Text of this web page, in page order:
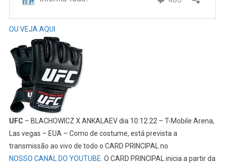
OU VEJA AQUI
UFC – BLACHOWICZ X ANKALAEV dia 10.12.22 – T-Mobile Arena,
Las vegas – EUA – Como de costume, está prevista a
transmissão ao vivo de todo o CARD PRINCIPAL no
NOSSO CANAL DO YOUTUBE . O CARD PRINCIPAL inicia a partir da